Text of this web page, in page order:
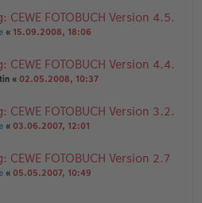
FOTOBUCH Version 4.5.
« 15.09.2008, 18:06
FOTOBUCH Version 4.4.
« 02.05.2008, 10:37
FOTOBUCH Version 3.2.
« 03.06.2007, 12:01
FOTOBUCH Version 2.7
« 05.05.2007, 10:49